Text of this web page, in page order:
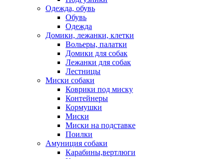
Одежда, обувь
Обувь
Одежда
Домики, лежанки, клетки
Вольеры, палатки
Домики для собак
Лежанки для собак
Лестницы
Миски собаки
Коврики под миску
Контейнеры
Кормушки
Миски
Миски на подставке
Поилки
Амуниция собаки
Карабины,вертлюги